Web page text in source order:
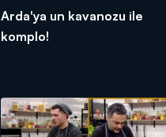
Arda'ya un kavanozu ile
komplo!